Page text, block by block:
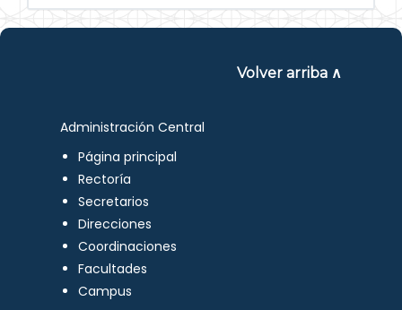
Volver arriba ∧
Administración Central
Página principal
Rectoría
Secretarios
Direcciones
Coordinaciones
Facultades
Campus